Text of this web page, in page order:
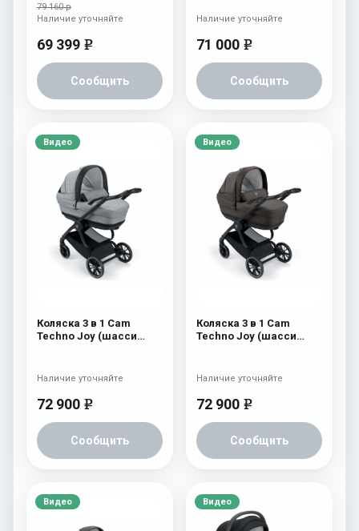
79 160 р
69 399 e
Сообщить
Наличие уточняйте
71 000 e
Сообщить
Наличие уточняйте
Видео
Коляска 3 в 1 Cam
Techno Joy (шасси
72 900 e
Сообщить
Наличие уточняйте
Видео
Коляска 3 в 1 Cam
Techno Joy (шасси
72 900 e
Сообщить
Наличие уточняйте
Видео Видео